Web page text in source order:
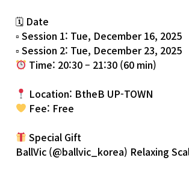
🗓 Date
▫ Session 1: Tue, December 16, 2025
▫ Session 2: Tue, December 23, 2025
Time: 20:30 – 21:30 (60 min)
Location: BtheB UP-TOWN
Fee: Free
Special Gift
BallVic (@ballvic_korea) Relaxing